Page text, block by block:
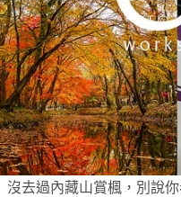
吧
–
明
洞
聖
堂
명
동
성
당
沒去過內藏山賞楓，別說